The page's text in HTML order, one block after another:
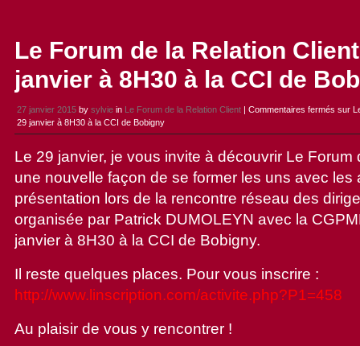
Le Forum de la Relation
janvier à 8H30 à la CCI de
27 janvier 2015 by sylvie in Le Forum de la Relation Client | Commentaires fermés sur
29 janvier à 8H30 à la CCI de Bobigny
Le 29 janvier, je vous invite à découvrir Le Forum
une nouvelle façon de se former les uns avec les
présentation lors de la rencontre réseau des
organisée par Patrick DUMOLEYN avec la
janvier à 8H30 à la CCI de Bobigny.
Il reste quelques places. Pour vous inscrire :
http://www.linscription.com/activite.php?P1=458
Au plaisir de vous y rencontrer !